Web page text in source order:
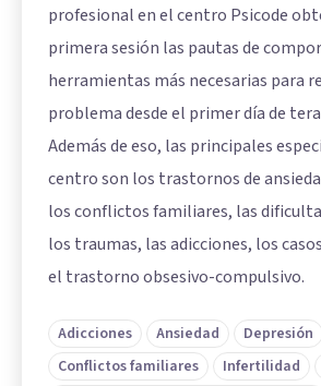
profesional en el centro Psicode
primera sesión las pautas de
herramientas más necesarias para
problema desde el primer día de
Además de eso, las principales
centro son los trastornos de
los conflictos familiares, las
los traumas, las adicciones, los
el trastorno obsesivo-compulsivo.
Adicciones Ansiedad
Depresión
Conflictos familiares
Infertilidad